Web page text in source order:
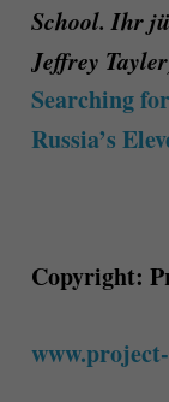
School.Ihr
Jeffrey
Searching
Russia’s
Copyright: